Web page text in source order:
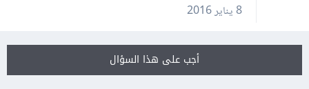
8 يناير 2016
أجب على هذا السؤال